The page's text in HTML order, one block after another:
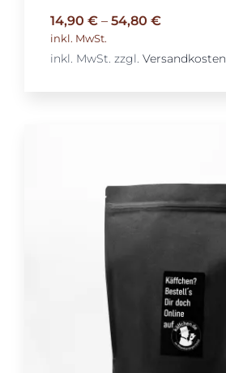
14,90 €– 54,80 €
inkl. MwSt.
inkl. MwSt. zzgl. Versandkosten